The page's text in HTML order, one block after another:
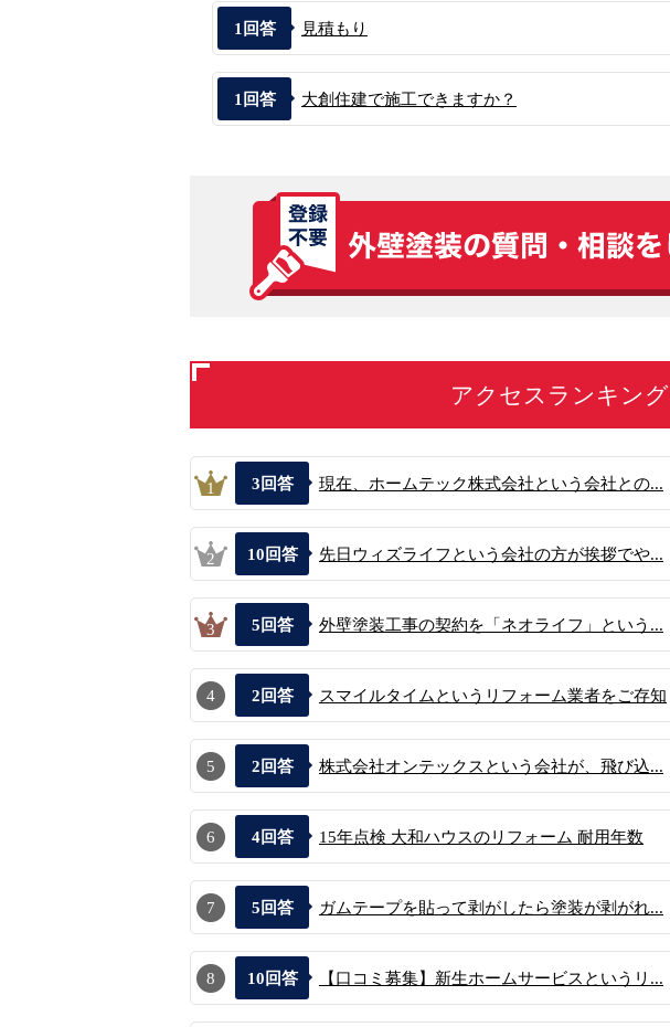
1 回答 見積もり
1 回答 大創住建で施工できますか？
アクセスランキング
1 3 回答 現在、ホームテック株式会社という会社との...
2 10 回答 先日ウィズライフという会社の方が挨拶でや...
3 5 回答 外壁塗装工事の契約を「ネオライフ」という...
4 2 回答 スマイルタイムというリフォーム業者をご存知
5 2 回答 株式会社オンテックスという会社が、飛び込...
6 4回答 15年点検 大和ハウスのリフォーム 耐用年数
7 5 回答 ガムテープを貼って剥がしたら塗装が剥がれ...
8 10 回答 【口コミ募集】新生ホームサービスというリ...